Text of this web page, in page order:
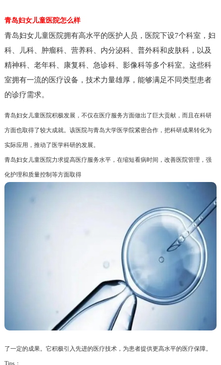
青岛妇女儿童医院怎么样
青岛妇女儿童医院拥有高水平的医护人员，医院下设7个科室，妇
科、儿科、肿瘤科、营养科、内分泌科、普外科和皮肤科，以及
精神科、老年科、康复科、急诊科、影像科等多个科室。这些科
室拥有一流的医疗设备，技术力量雄厚，能够满足不同类型患者
的诊疗需求。
青岛妇女儿童医院积极发展，不仅在医疗服务方面做出了巨大贡献，而且在科研
方面也取得了较大成就。该医院与青岛大学医学院紧密合作，把科研成果转化为
实际应用，推动了医学科研的发展。
青岛妇女儿童医院力求提高医疗服务水平，在缩短看病时间，改善医院管理，强
化护理和质量控制等方面取得
了一定的成果。它积极引入先进的医疗技术，为患者提供更高水平的医疗保障。
Tips：